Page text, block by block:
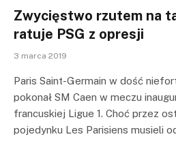
Zwycięstwo rzutem na
ratuje PSG z opresji
3 marca 2019
Paris Saint-Germain w dość
pokonał SM Caen w meczu
francuskiej Ligue 1. Choć przez
pojedynku Les Parisiens musieli